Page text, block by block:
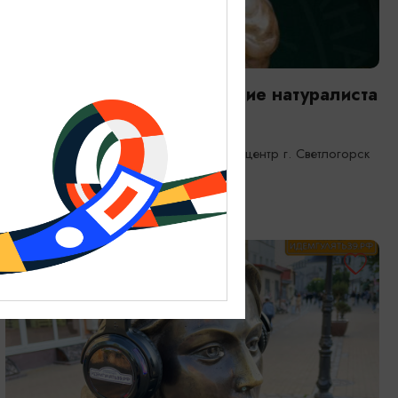
Янтарная каюта. Путешествие натуралиста
25.12.2025 - 31.12.2026
Светлогорск, Морской выставочный центр г. Светлогорск
ОТ 1200₽